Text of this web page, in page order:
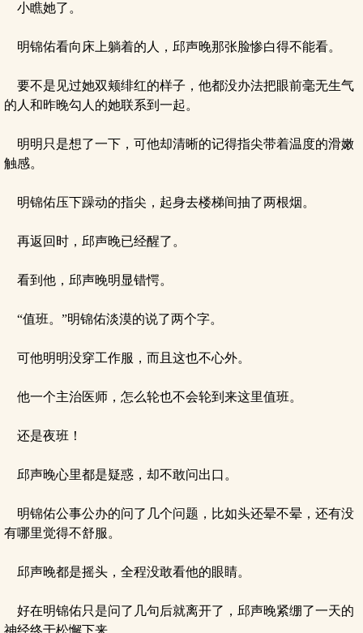
小瞧她了。
明锦佑看向床上躺着的人，邱声晚那张脸惨白得不能看。
要不是见过她双颊绯红的样子，他都没办法把眼前毫无生气
的人和昨晚勾人的她联系到一起。
明明只是想了一下，可他却清晰的记得指尖带着温度的滑嫩
触感。
明锦佑压下躁动的指尖，起身去楼梯间抽了两根烟。
再返回时，邱声晚已经醒了。
看到他，邱声晚明显错愕。
“值班。”明锦佑淡漠的说了两个字。
可他明明没穿工作服，而且这也不心外。
他一个主治医师，怎么轮也不会轮到来这里值班。
还是夜班！
邱声晚心里都是疑惑，却不敢问出口。
明锦佑公事公办的问了几个问题，比如头还晕不晕，还有没
有哪里觉得不舒服。
邱声晚都是摇头，全程没敢看他的眼睛。
好在明锦佑只是问了几句后就离开了，邱声晚紧绷了一天的
神经终于松懈下来。